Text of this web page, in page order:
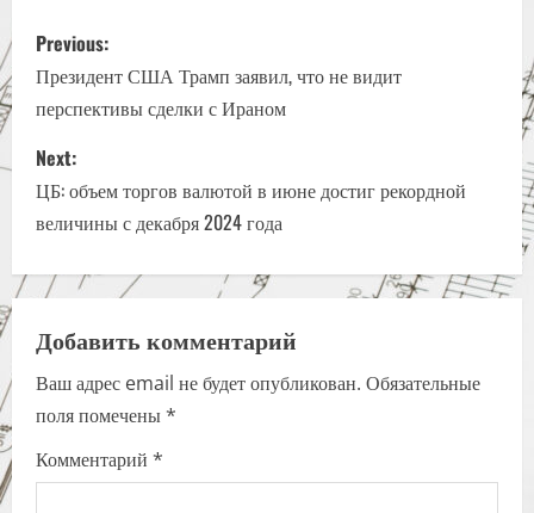
P
o
s
t
n
a
v
i
g
a
Previous:
Президент США Трамп заявил, что не видит
перспективы сделки с Ираном
Next:
ЦБ: объем торгов валютой в июне достиг рекордной
величины с декабря 2024 года
Добавить комментарий
Ваш адрес email не будет опубликован. Обязательные
поля помечены*
Комментарий *